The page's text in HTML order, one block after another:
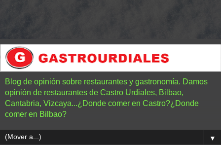
Blog de opinión sobre restaurantes y gastronomía. Damos
opinión de restaurantes de Castro Urdiales, Bilbao,
Cantabria, Vizcaya...¿Donde comer en Castro?¿Donde
comer en Bilbao?
▼